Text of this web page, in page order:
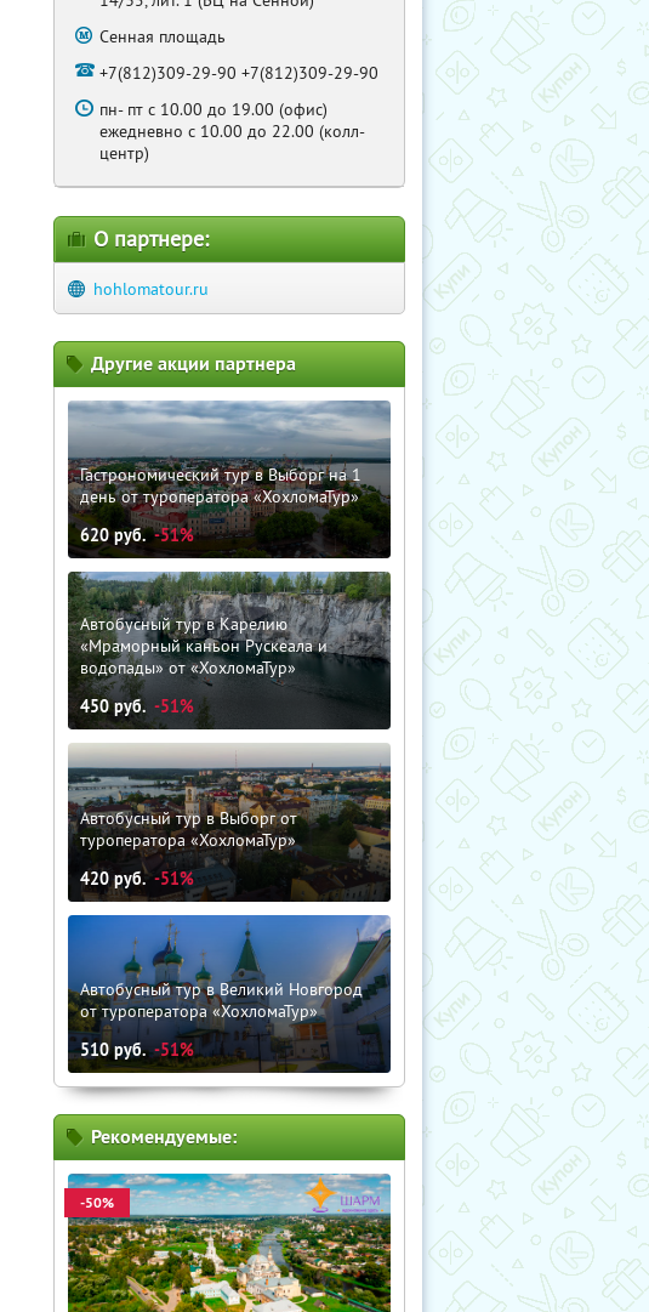
Сенная площадь
+7(812)309-29-90 +7(812)309-29-90
пн- пт с 10.00 до 19.00 (офис)
ежедневно с 10.00 до 22.00 (колл-
центр)
О партнере:
hohlomatour.ru
Другие акции партнера
Гастрономический тур в Выборг на 1
день от туроператора «ХохломаТур»
620руб. -51%
Автобусный тур в Карелию
«Мраморный каньон Рускеала и
водопады» от «ХохломаТур»
450руб. -51%
Автобусный тур в Выборг от
туроператора «ХохломаТур»
420руб. -51%
Автобусный тур в Великий Новгород
от туроператора «ХохломаТур»
510руб. -51%
Рекомендуемые:
-50%